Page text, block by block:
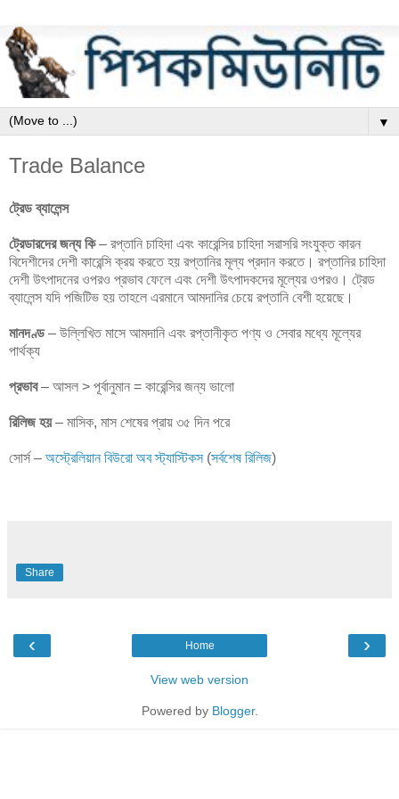
▼
Trade Balance
ট্রেড ব্যালেন্স
ট্রেডারদের জন্য কি– রপ্তানি চাহিদা এবং কারেন্সির চাহিদা সরাসরি সংযুক্ত কারন
বিদেশীদের দেশী কারেন্সি ক্রয় করতে হয় রপ্তানির মূল্য প্রদান করতে। রপ্তানির চাহিদা
দেশী উৎপাদনের ওপরও প্রভাব ফেলে এবং দেশী উৎপাদকদের মূল্যের ওপরও। ট্রেড
ব্যালেন্স যদি পজিটিভ হয় তাহলে এরমানে আমদানির চেয়ে রপ্তানি বেশী হয়েছে।
মানদণ্ড– উল্লিখিত মাসে আমদানি এবং রপ্তানীকৃত পণ্য ও সেবার মধ্যে মূল্যের
পার্থক্য
প্রভাব– আসল > পূর্বানুমান = কারেন্সির জন্য ভালো
রিলিজ হয়– মাসিক, মাস শেষের প্রায় ৩৫ দিন পরে
সোর্স – অস্ট্রেলিয়ান বিউরো অব স্ট্যাস্টিকস (সর্বশেষ রিলিজ)
Share
‹ ›
Home
View web version
Powered by Blogger.